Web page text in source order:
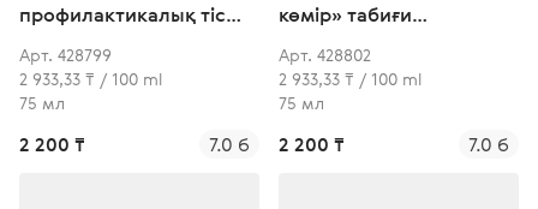
профилактикалық тіс
пастасы
Арт. 428799
2 933,33 ₸ / 100 ml
75 мл
2 200 ₸ 7.0 б
көмір» табиғи
профилактикалық тіс
пастасы
Арт. 428802
2 933,33 ₸ / 100 ml
75 мл
2 200 ₸ 7.0 б